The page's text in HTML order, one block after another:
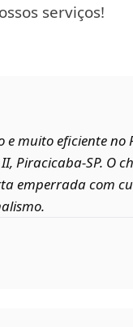
serviços!
muito eficiente no
Piracicaba‑SP. O
emperrada com